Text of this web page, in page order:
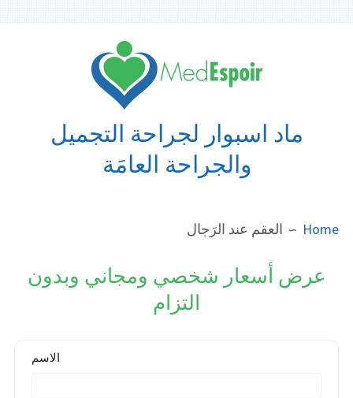
ماد اسبوار لجراحة التجميل
والجراحة العامَة
Home العقم عند الرَجال
عرض أسعار شخصي ومجاني وبدون
التزام